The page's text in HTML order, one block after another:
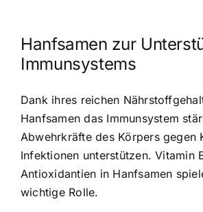
Hanfsamen zur
Immunsystems
Dank ihres reichen
Hanfsamen das Immunsystem
Abwehrkräfte des Körpers gegen
Infektionen unterstützen. Vitamin
Antioxidantien in Hanfsamen
wichtige Rolle.